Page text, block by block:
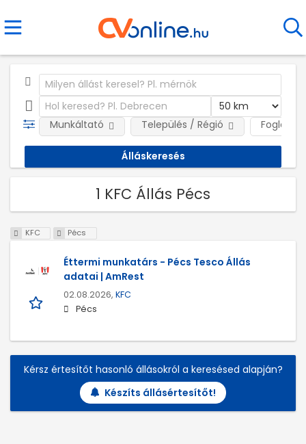
Munkáltató Település / Régió
1 KFC Állás Pécs
KFC Pécs
Éttermi munkatárs - Pécs Tesco Állás
adatai | AmRest
02.08.2026, KFC
Pécs
Kérsz értesítőt hasonló állásokról a keresésed alapján?
Készíts állásértesítőt!